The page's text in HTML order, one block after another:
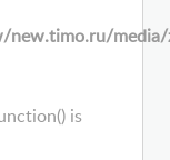
media/
is